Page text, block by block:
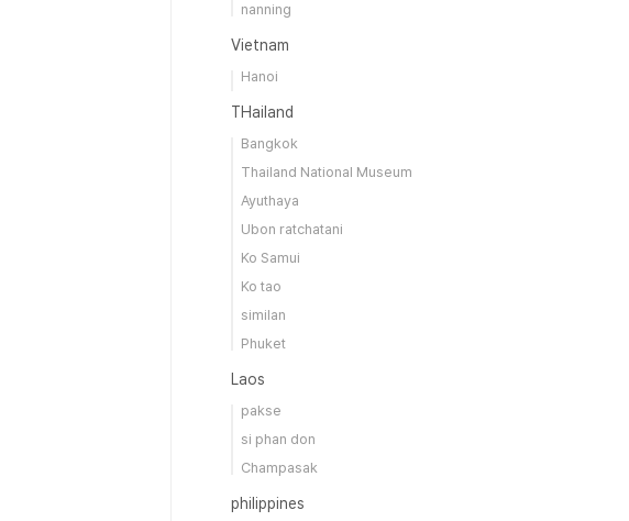
nanning
Vietnam
Hanoi
THailand
Bangkok
Thailand National Museum
Ayuthaya
Ubon ratchatani
Ko Samui
Ko tao
similan
Phuket
Laos
pakse
si phan don
Champasak
philippines